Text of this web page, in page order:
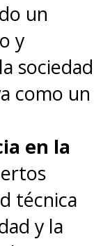
un
y
sociedad
como un
en la
técnica
y la